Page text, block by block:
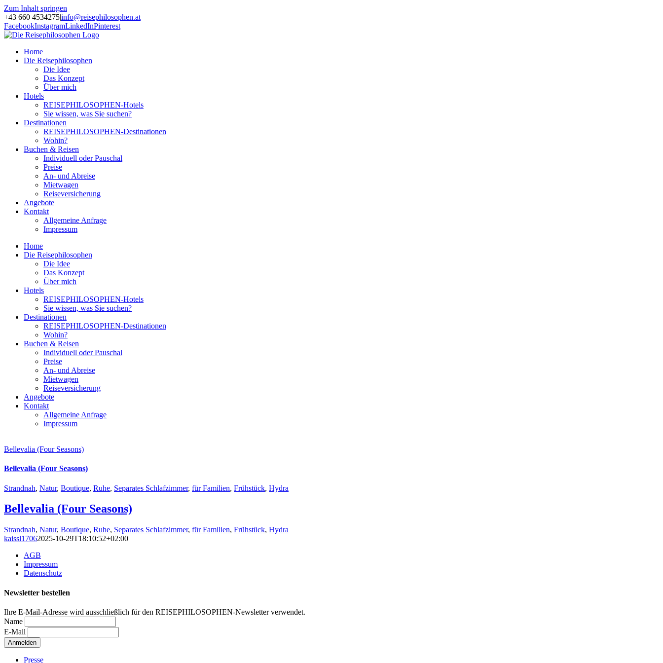
Zum Inhalt springen
+43 660 4534275|info@reisephilosophen.at
FacebookInstagramLinkedInPinterest
Home
Die Reisephilosophen
Die Idee
Das Konzept
Über mich
Hotels
REISEPHILOSOPHEN-Hotels
Sie wissen, was Sie suchen?
Destinationen
REISEPHILOSOPHEN-Destinationen
Wohin?
Buchen & Reisen
Individuell oder Pauschal
Preise
An- und Abreise
Mietwagen
Reiseversicherung
Angebote
Kontakt
Allgemeine Anfrage
Impressum
Home
Die Reisephilosophen
Die Idee
Das Konzept
Über mich
Hotels
REISEPHILOSOPHEN-Hotels
Sie wissen, was Sie suchen?
Destinationen
REISEPHILOSOPHEN-Destinationen
Wohin?
Buchen & Reisen
Individuell oder Pauschal
Preise
An- und Abreise
Mietwagen
Reiseversicherung
Angebote
Kontakt
Allgemeine Anfrage
Impressum
Bellevalia (Four Seasons)
Bellevalia (Four Seasons)
Strandnah, Natur, Boutique, Ruhe, Separates Schlafzimmer, für Familien, Frühstück, Hydra
Bellevalia (Four Seasons)
Strandnah, Natur, Boutique, Ruhe, Separates Schlafzimmer, für Familien, Frühstück, Hydra
kaissl17062025-10-29T18:10:52+02:00
AGB
Impressum
Datenschutz
Newsletter bestellen
Ihre E-Mail-Adresse wird ausschließlich für den REISEPHILOSOPHEN-Newsletter verwendet.
Name
E-Mail
Presse